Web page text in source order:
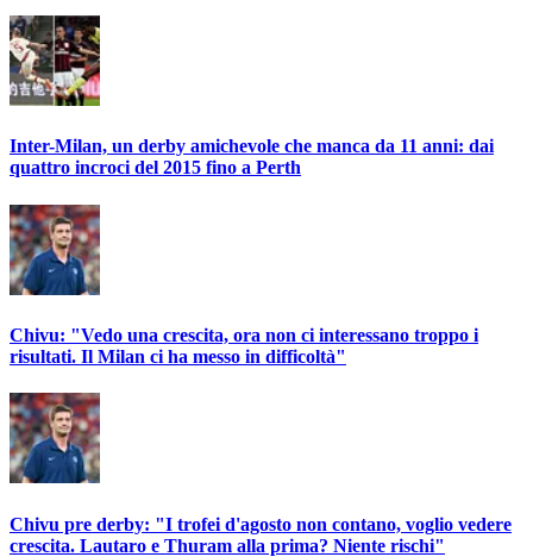
Inter-Milan, un derby amichevole che manca da 11 anni: dai
quattro incroci del 2015 fino a Perth
Chivu: "Vedo una crescita, ora non ci interessano troppo i
risultati. Il Milan ci ha messo in difficoltà"
Chivu pre derby: "I trofei d'agosto non contano, voglio vedere
crescita. Lautaro e Thuram alla prima? Niente rischi"